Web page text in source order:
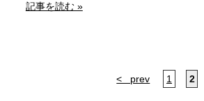
記事を読む »
< prev 1 2